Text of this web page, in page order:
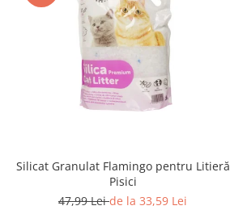
Silicat Granulat Flamingo pentru Litieră
Pisici
47,99 Leide la 33,59 Lei